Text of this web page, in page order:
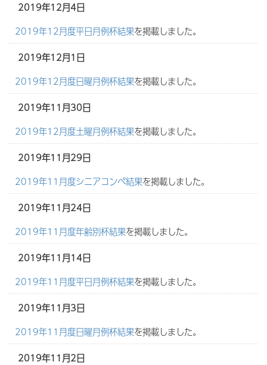
2019年12月4日
2019年12月度平日月例杯結果を掲載しました。
2019年12月1日
2019年12月度日曜月例杯結果を掲載しました。
2019年11月30日
2019年12月度土曜月例杯結果を掲載しました。
2019年11月29日
2019年11月度シニアコンペ結果を掲載しました。
2019年11月24日
2019年11月度年齢別杯結果を掲載しました。
2019年11月14日
2019年11月度平日月例杯結果を掲載しました。
2019年11月3日
2019年11月度日曜月例杯結果を掲載しました。
2019年11月2日